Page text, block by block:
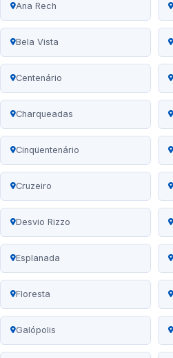
Ana Rech
Bela Vista
Centenário
Charqueadas
Cinqüentenário
Cruzeiro
Desvio Rizzo
Esplanada
Floresta
Galópolis